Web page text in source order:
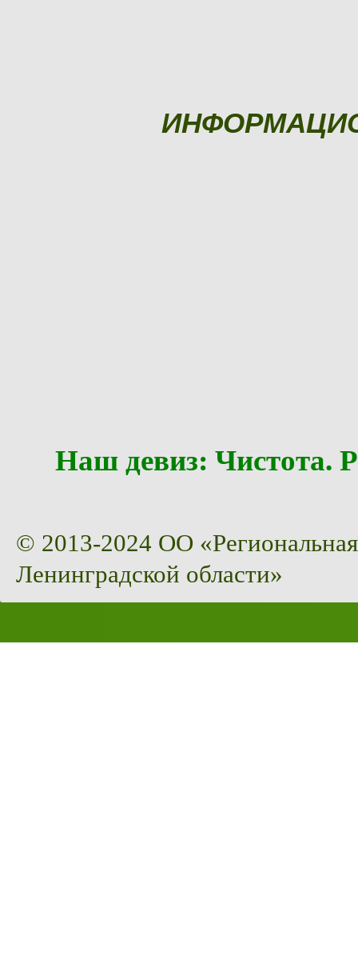
Наш девиз:
© 2013-2024 ОО
Ленинградской области»